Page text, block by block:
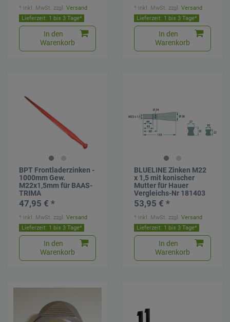
Lieferzeit: 1 bis 3 Tage*
In den
Warenkorb
* inkl. MwSt. zzgl.Versand
Lieferzeit: 1 bis 3 Tage*
In den
Warenkorb
* inkl. MwSt. zzgl.Versand
BPT Frontladerzinken -
1000mm Gew.
M22x1,5mm für BAAS-
TRIMA
47,95 € *
Lieferzeit: 1 bis 3 Tage*
In den
Warenkorb
* inkl. MwSt. zzgl.Versand
BLUELINE Zinken M22
x 1,5 mit konischer
Mutter für Hauer
Vergleichs-Nr 181403
53,95 € *
Lieferzeit: 1 bis 3 Tage*
In den
Warenkorb
* inkl. MwSt. zzgl.Versand